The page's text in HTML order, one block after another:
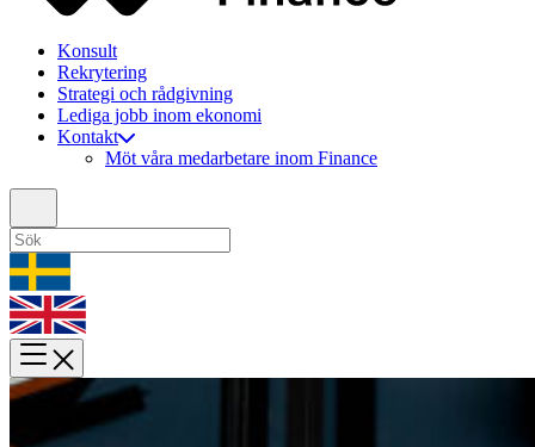
Konsult
Rekrytering
Strategi och rådgivning
Lediga jobb inom ekonomi
Kontakt
Möt våra medarbetare inom Finance